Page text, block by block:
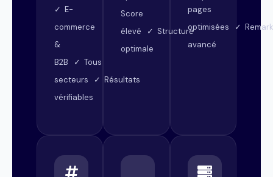
✓ E-
commerce
&
B2B ✓ Tous
secteurs ✓ Résultats
vérifiables
Score
élevé ✓ Structure
optimale
pages
optimisées ✓
avancé